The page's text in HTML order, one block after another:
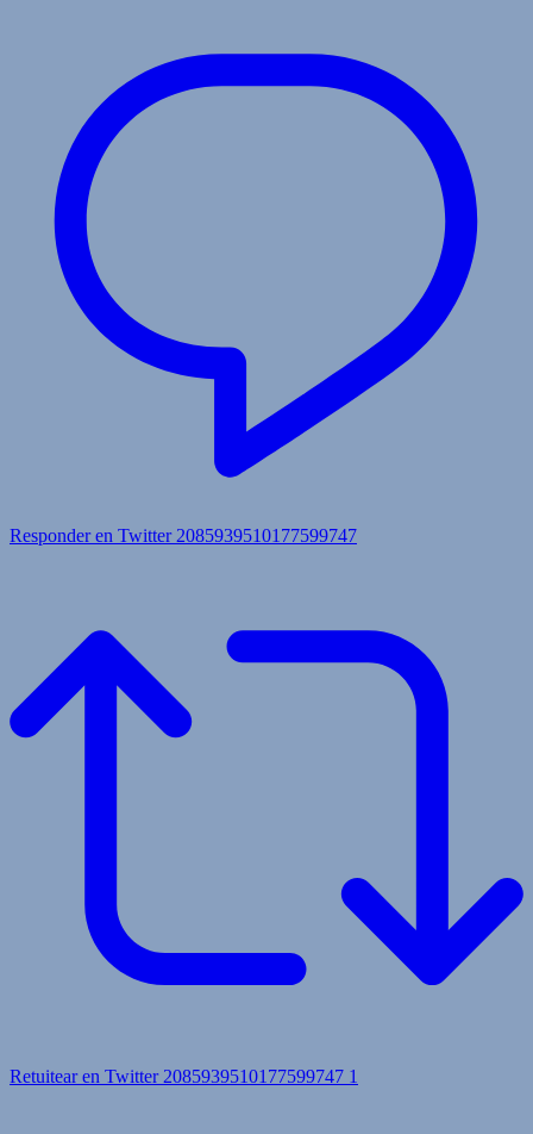
Responder en Twitter 2085939510177599747
Retuitear en Twitter 2085939510177599747 1